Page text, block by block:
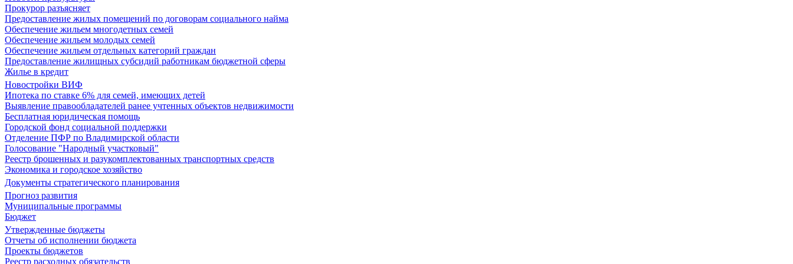
Прокурор разъясняет
Предоставление жилых помещений по договорам социального найма
Обеспечение жильем многодетных семей
Обеспечение жильем молодых семей
Обеспечение жильем отдельных категорий граждан
Предоставление жилищных субсидий работникам бюджетной сферы
Жилье в кредит
Новостройки ВИФ
Ипотека по ставке 6% для семей, имеющих детей
Выявление правообладателей ранее учтенных объектов недвижимости
Бесплатная юридическая помощь
Городской фонд социальной поддержки
Отделение ПФР по Владимирской области
Голосование "Народный участковый"
Реестр брошенных и разукомплектованных транспортных средств
Экономика и городское хозяйство
Документы стратегического планирования
Прогноз развития
Муниципальные программы
Бюджет
Утвержденные бюджеты
Отчеты об исполнении бюджета
Проекты бюджетов
Реестр расходных обязательств